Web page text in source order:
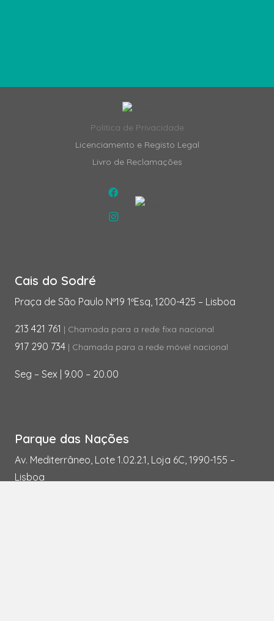
Política de Privacidade
Licenciamento e Registo Legal
Livro de Reclamações
Cais do Sodré
Praça de São Paulo Nº19 1ºEsq, 1200-425 – Lisboa
213 421 761 | Chamada para a rede fixa nacional
917 290 734 | Chamada para a rede móvel nacional
Seg – Sex | 9.00 – 20.00
Parque das Nações
Av. Mediterrâneo, Lote 1.02.2.1, Loja 6C, 1990-155 –
Lisboa